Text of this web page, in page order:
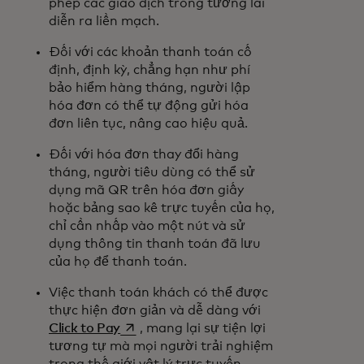
phép các giao dịch trong tương lai
diễn ra liền mạch.
Đối với các khoản thanh toán cố
định, định kỳ, chẳng hạn như phí
bảo hiểm hàng tháng, người lập
hóa đơn có thể tự động gửi hóa
đơn liên tục, nâng cao hiệu quả.
Đối với hóa đơn thay đổi hàng
tháng, người tiêu dùng có thể sử
dụng mã QR trên hóa đơn giấy
hoặc bảng sao kê trực tuyến của họ,
chỉ cần nhấp vào một nút và sử
dụng thông tin thanh toán đã lưu
của họ để thanh toán.
Việc thanh toán khách có thể được
thực hiện đơn giản và dễ dàng với
Click to Payopens in a new tab
, mang lại sự tiện lợi
tương tự mà mọi người trải nghiệm